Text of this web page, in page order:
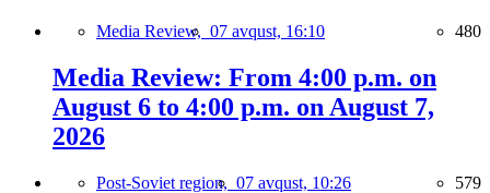
Media Review, 07 avqust, 16:10 480
Media Review: From 4:00 p.m. on
August 6 to 4:00 p.m. on August 7,
2026
Post-Soviet region, 07 avqust, 10:26 579